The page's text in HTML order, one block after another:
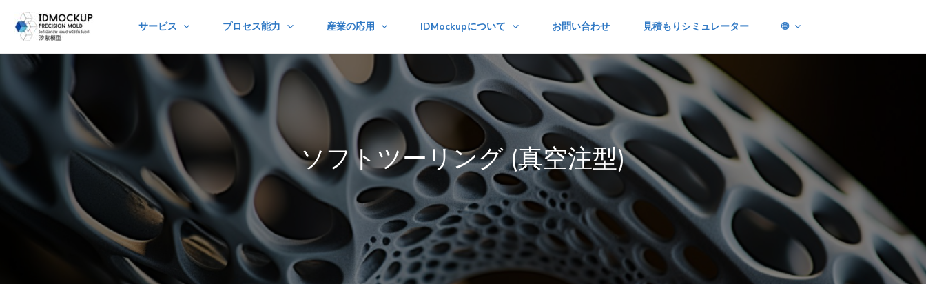
Skip
content
サービス プロセス能力 産業の応用 IDMockupについて お問い合わせ 見積もりシミュレーター 🌐
ソフトツーリング (真空注型)